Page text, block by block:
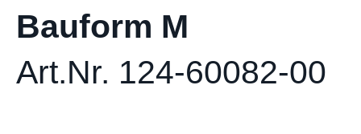
Bauform M
Art.Nr. 124-60082-00